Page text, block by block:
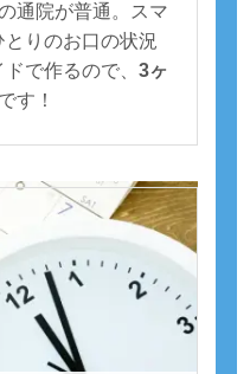
通院が普通。スマ
りのお口の状況
で作るので、 3ヶ
す！